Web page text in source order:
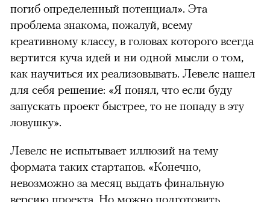
погиб определенный потенциал». Эта
проблема знакома, пожалуй, всему
креативному классу, в головах которого всегда
вертится куча идей и ни одной мысли о том,
как научиться их реализовывать. Левелс нашел
для себя решение: «Я понял, что если буду
запускать проект быстрее, то не попаду в эту
ловушку».
Левелс не испытывает иллюзий на тему
формата таких стартапов. «Конечно,
невозможно за месяц выдать финальную
версию проекта. Но можно подготовить